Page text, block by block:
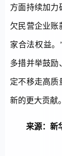
方面持续加力
欠民营企业账
家合法权益
多措并举鼓励
定不移走高质
新的更大贡献。
来源：新